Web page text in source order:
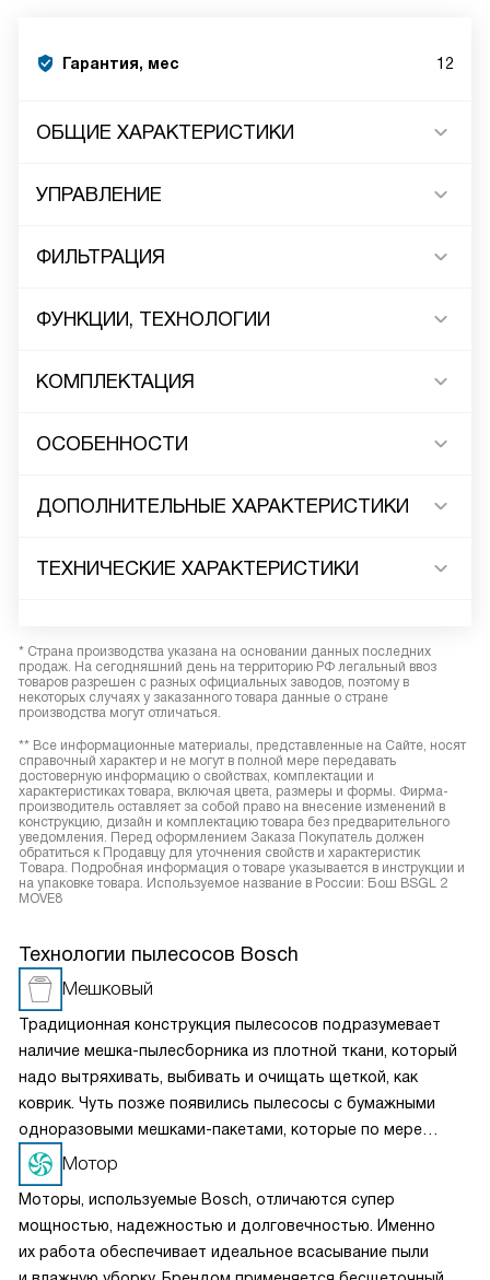
Гарантия, мес 12
ОБЩИЕ ХАРАКТЕРИСТИКИ
УПРАВЛЕНИЕ
ФИЛЬТРАЦИЯ
ФУНКЦИИ, ТЕХНОЛОГИИ
КОМПЛЕКТАЦИЯ
ОСОБЕННОСТИ
ДОПОЛНИТЕЛЬНЫЕ ХАРАКТЕРИСТИКИ
ТЕХНИЧЕСКИЕ ХАРАКТЕРИСТИКИ
* Страна производства указана на основании данных последних
продаж. На сегодняшний день на территорию РФ легальный ввоз
товаров разрешен с разных официальных заводов, поэтому в
некоторых случаях у заказанного товара данные о стране
производства могут отличаться.
** Все информационные материалы, представленные на Сайте, носят
справочный характер и не могут в полной мере передавать
достоверную информацию о свойствах, комплектации и
характеристиках товара, включая цвета, размеры и формы. Фирма-
производитель оставляет за собой право на внесение изменений в
конструкцию, дизайн и комплектацию товара без предварительного
уведомления. Перед оформлением Заказа Покупатель должен
обратиться к Продавцу для уточнения свойств и характеристик
Товара. Подробная информация о товаре указывается в инструкции и
на упаковке товара. Используемое название в России: Бош BSGL 2
MOVE8
Технологии пылесосов Bosch
Мешковый
Традиционная конструкция пылесосов подразумевает
наличие мешка-пылесборника из плотной ткани, который
надо вытряхивать, выбивать и очищать щеткой, как
коврик. Чуть позже появились пылесосы с бумажными
одноразовыми мешками-пакетами, которые по мере
заполнения не очищаются, а заменяются. Это самая
простая, надежная и недорогая конструкция.
Мотор
Моторы, используемые Bosch, отличаются супер
мощностью, надежностью и долговечностью. Именно
их работа обеспечивает идеальное всасывание пыли